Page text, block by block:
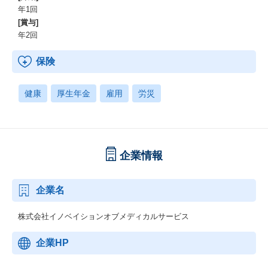
年1回
[賞与]
年2回
保険
健康 厚生年金 雇用 労災
企業情報
企業名
株式会社イノベイションオブメディカルサービス
企業HP